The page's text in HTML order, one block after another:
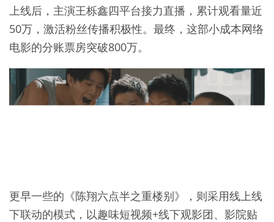
上线后，主演王栎鑫四平台接力直播，累计观看量近
50万，激活粉丝传播积极性。最终，这部小成本网络
电影的分账票房突破800万。
更早一些的《陈翔六点半之重楼别》，则采用线上线
下联动的模式，以趣味短视频+线下观影团、影院贴